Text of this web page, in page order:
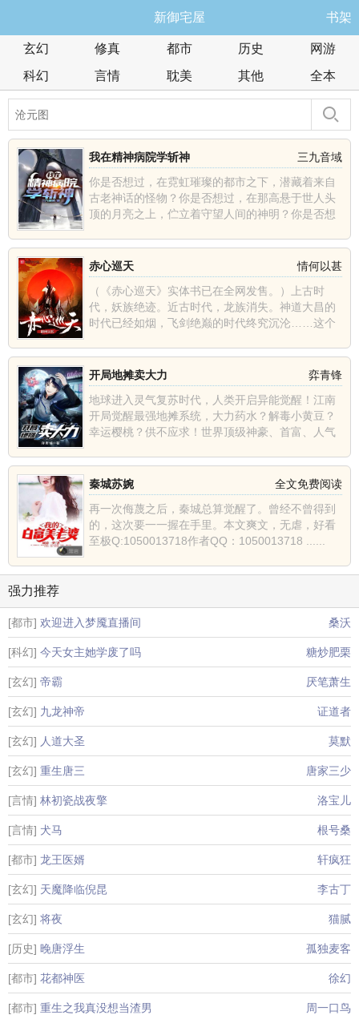
新御宅屋 书架
玄幻 修真 都市 历史
网游
科幻
言情 耽美 其他 全本
三九音域
我在精神病院学斩神
你是否想过，在霓虹璀璨的都市之下，潜藏着来自
古老神话的怪物？你是否想过，在那高悬于世人头
顶的月亮之上，伫立着守望人间的神明？你是否想
情何以甚
赤心巡天
（《赤心巡天》实体书已在全网发售。）上古时
代，妖族绝迹。近古时代，龙族消失。神道大昌的
时代已经如烟，飞剑绝巅的时代终究沉沦……这个
弈青锋
开局地摊卖大力
地球进入灵气复苏时代，人类开启异能觉醒！江南
开局觉醒最强地摊系统，大力药水？解毒小黄豆？
幸运樱桃？供不应求！世界顶级神豪、首富、人气
全文免费阅读
秦城苏婉
再一次侮蔑之后，秦城总算觉醒了。曾经不曾得到
的，这次要一一握在手里。本文爽文，无虐，好看
至极Q:1050013718作者QQ：1050013718 ......
强力推荐
[都市] 欢迎进入梦魇直播间 桑沃
[科幻] 今天女主她学废了吗 糖炒肥栗
[玄幻] 帝霸 厌笔萧生
[玄幻] 九龙神帝 证道者
[玄幻] 人道大圣 莫默
[玄幻] 重生唐三 唐家三少
[言情] 林初瓷战夜擎 洛宝儿
[言情] 犬马 根号桑
[都市] 龙王医婿 轩疯狂
[玄幻] 天魔降临倪昆 李古丁
[玄幻] 将夜 猫腻
[历史] 晚唐浮生 孤独麦客
[都市] 花都神医 徐幻
[都市] 重生之我真没想当渣男 周一口鸟